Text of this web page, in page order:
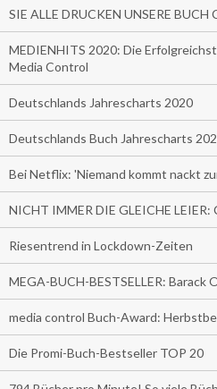
SIE ALLE DRUCKEN UNSERE BUCH
MEDIENHITS 2020: Die
Media Control
Deutschlands Jahrescharts 2020
Deutschlands Buch Jahrescharts
Bei Netflix: 'Niemand kommt nackt
NICHT IMMER DIE GLEICHE
Riesentrend in Lockdown-Zeiten
MEGA-BUCH-BESTSELLER: Barack
media control Buch-Award:
Die Promi-Buch-Bestseller TOP 20